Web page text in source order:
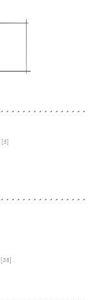
[5]
[38]